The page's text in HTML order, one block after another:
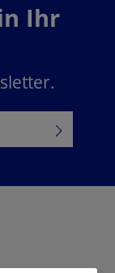
Ihr
Kenntnis